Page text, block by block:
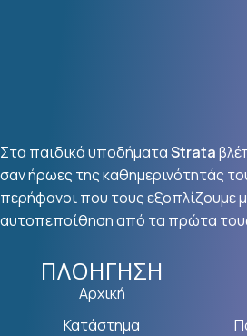
Στα παιδικά υποδήματαStrata
σαν ήρωες της καθημερινότητάς
περήφανοι που τους εξοπλίζουμε
αυτοπεποίθηση από τα πρώτα
ΠΛΟΉΓΗΣΗ
Αρχική
Κατάστημα